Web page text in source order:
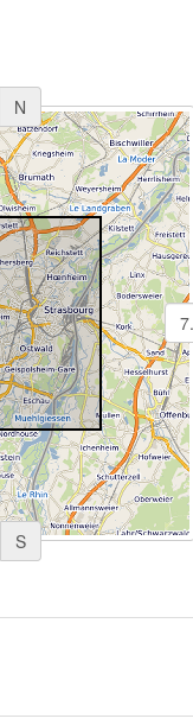
N
S